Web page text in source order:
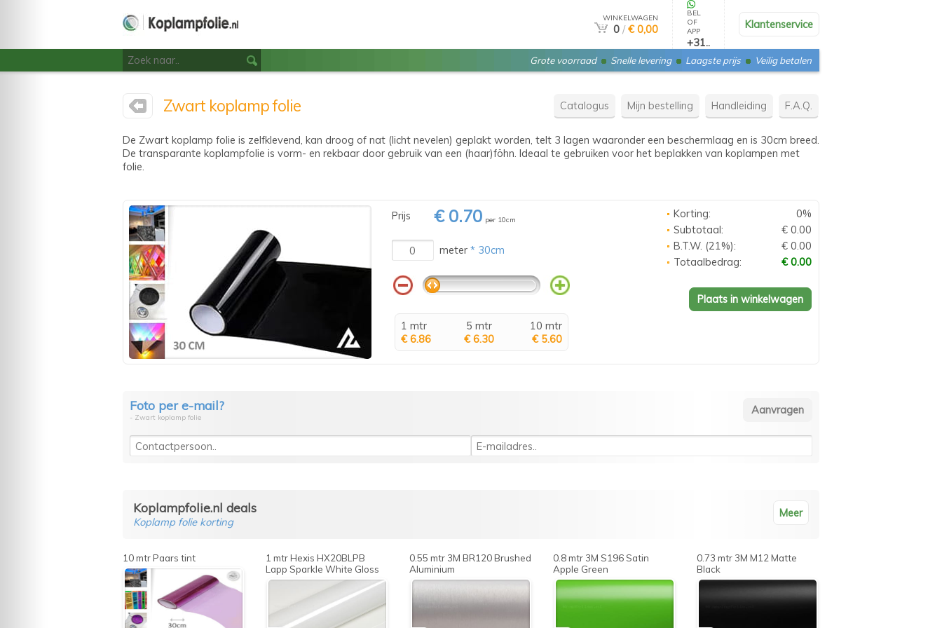
WINKELWAGEN
0 / € 0,00
BEL
OF
APP
+31..
Klantenservice
Grote voorraad Snelle levering Laagste prijs Veilig betalen
Catalogus Mijn bestelling Handleiding F.A.Q.
Zwart koplamp folie
De Zwart koplamp folie is zelfklevend, kan droog of nat (licht nevelen) geplakt worden, telt 3 lagen waaronder een beschermlaag en is 30cm breed.
De transparante koplampfolie is vorm- en rekbaar door gebruik van een (haar)föhn. Ideaal te gebruiken voor het beplakken van koplampen met
folie.
Prijs € 0.70 per 10cm
meter * 30cm
1 mtr
€ 6.86
5 mtr
€ 6.30
10 mtr
€ 5.60
Korting:
0%
Subtotaal:
€ 0.00
B.T.W. (21%):
€ 0.00
Totaalbedrag:
€ 0.00
Foto per e-mail?
- Zwart koplamp folie
Meer
Koplampfolie.nl deals
Koplamp folie korting
10 mtr Paars tint
1 mtr Hexis HX20BLPB
Lapp Sparkle White Gloss
0.55 mtr 3M BR120 Brushed
Aluminium
0.8 mtr 3M S196 Satin
Apple Green
0.73 mtr 3M M12 Matte
Black